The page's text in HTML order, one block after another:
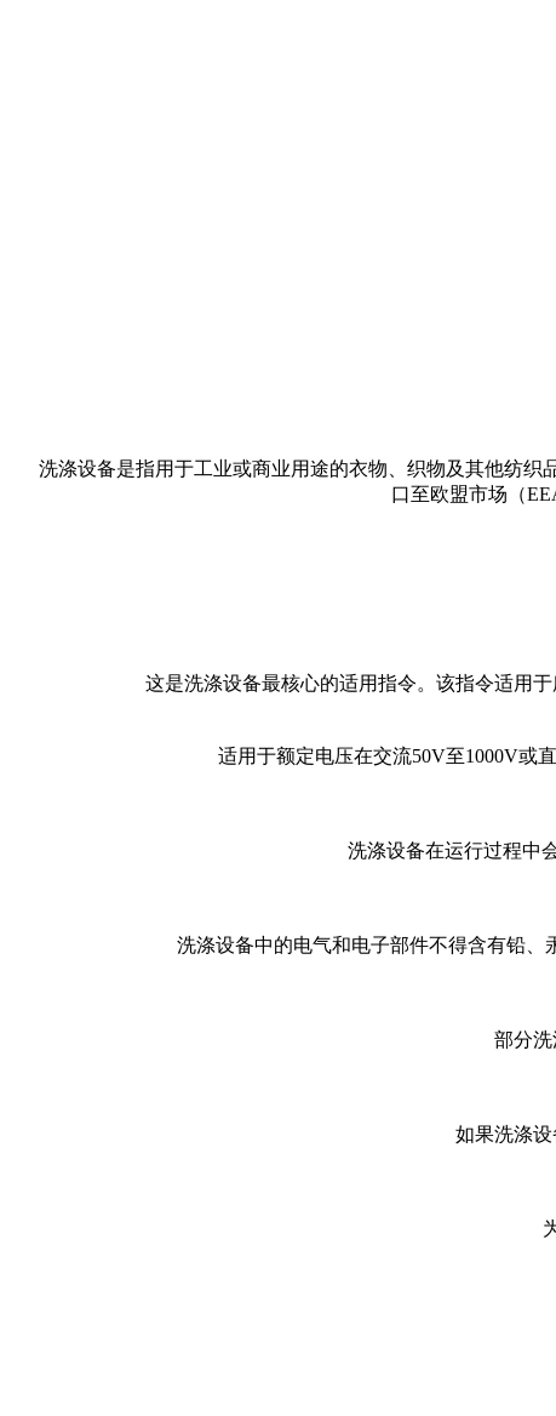
洗涤设备是指用于工业或商业用途的衣物、织物及其他纺
口至欧盟市场（
这是洗涤设备最核心的适用指令。该指令适用
适用于额定电压在交流50V至1000V或
洗涤设备在运行过程中
洗涤设备中的电气和电子部件不得含有铅、
部分洗
如果洗涤